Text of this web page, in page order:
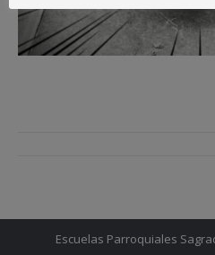
entradas
Escuelas Parroquiales